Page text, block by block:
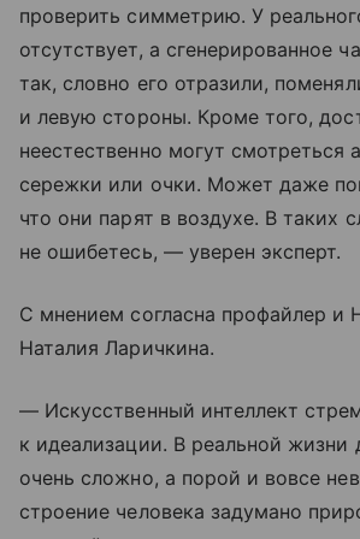
проверить симметрию. У
отсутствует, а сгенерированное
так, словно его отразили,
и левую стороны. Кроме того,
неестественно могут смотреться
сережки или очки. Может даже
что они парят в воздухе. В таких
не ошибетесь, — уверен эксперт.
С мнением согласна профайлер и
Наталия Ларичкина.
— Искусственный интеллект
к идеализации. В реальной жизни
очень сложно, а порой и вовсе
строение человека задумано